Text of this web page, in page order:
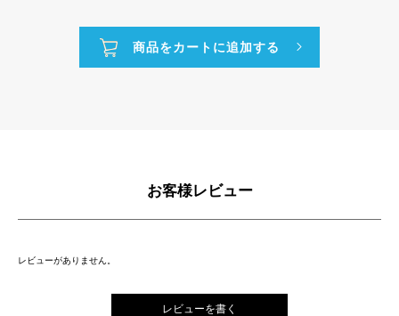
お客様レビュー
レビューがありません。
レビューを書く